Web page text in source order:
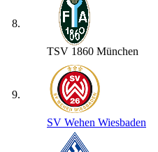
8.
TSV 1860 München
9.
SV Wehen Wiesbaden